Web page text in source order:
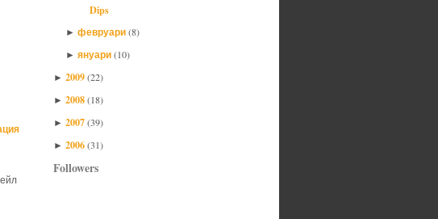
Dips
► февруари(8)
► януари(10)
► 2009(22)
► 2008(18)
► 2007(39)
► 2006(31)
Followers